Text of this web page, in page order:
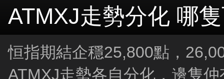
ATMXJ走勢分化 哪
恒指期結企穩25,800點，
ATMXJ走勢各自分化，邊隻